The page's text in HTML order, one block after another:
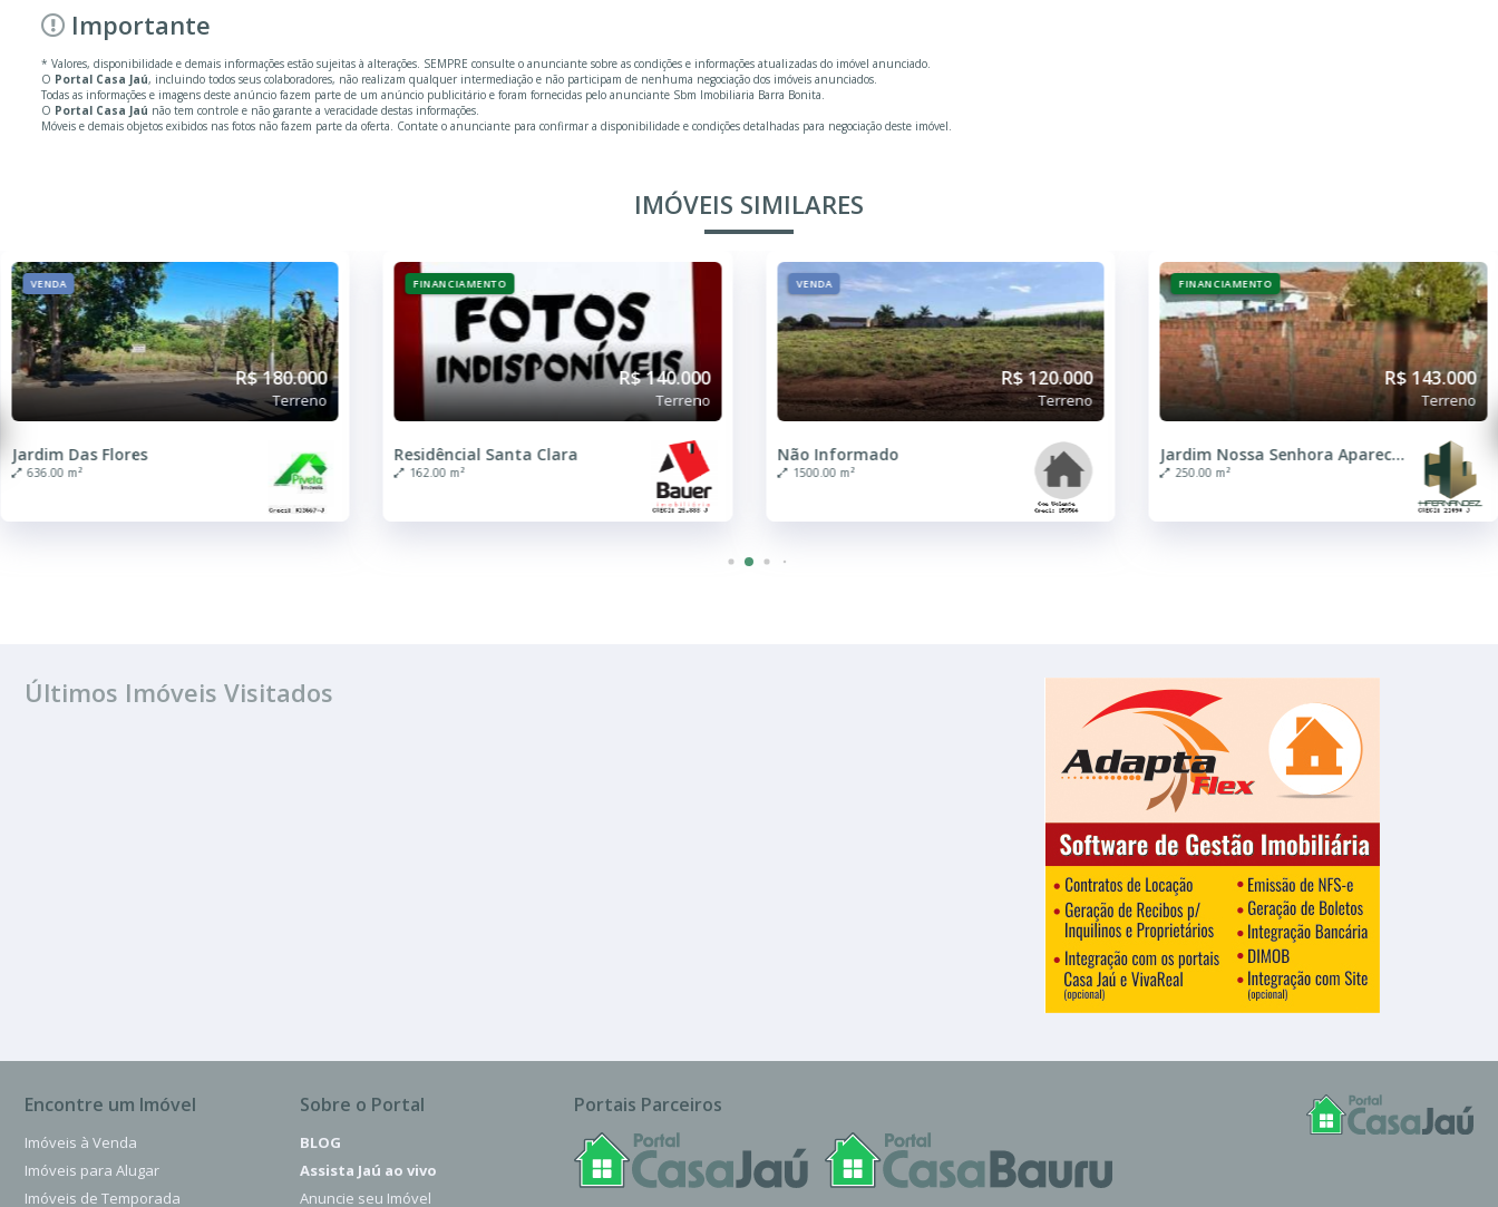
Importante
* Valores, disponibilidade e demais informações estão sujeitas à alterações. SEMPRE consulte o anunciante sobre as condições e informações atualizadas do imóvel anunciado.
O Portal Casa Jaú, incluindo todos seus colaboradores, não realizam qualquer intermediação e não participam de nenhuma negociação dos imóveis anunciados.
Todas as informações e imagens deste anúncio fazem parte de um anúncio publicitário e foram fornecidas pelo anunciante Sbm Imobiliaria Barra Bonita.
O Portal Casa Jaú não tem controle e não garante a veracidade destas informações.
Móveis e demais objetos exibidos nas fotos não fazem parte da oferta. Contate o anunciante para confirmar a disponibilidade e condições detalhadas para negociação deste imóvel.
IMÓVEIS SIMILARES
FINANCIAMENTO
R$ 140.000
Terreno
Residêncial Santa Clara
162.00 m²
VENDA
R$ 120.000
Terreno
Não Informado
1500.00 m²
FINANCIAMENTO
R$ 143.000
Terreno
250.00 m²
FINANCIAMENTO
R$ 145.000
Terreno
Jardim Das Flores
1291.00 m²
Últimos Imóveis Visitados
Encontre um Imóvel
Imóveis à Venda
Imóveis para Alugar
Imóveis de Temporada
Sobre o Portal
BLOG
Assista Jaú ao vivo
Anuncie seu Imóvel
Portais Parceiros